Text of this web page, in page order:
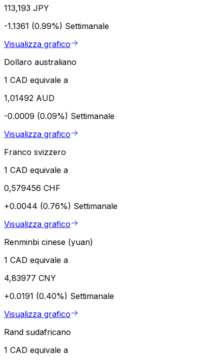
113,193 JPY
-1.1361 (0.99%) Settimanale
Visualizza grafico
Dollaro australiano
1 CAD equivale a
1,01492 AUD
-0.0009 (0.09%) Settimanale
Visualizza grafico
Franco svizzero
1 CAD equivale a
0,579456 CHF
+0.0044 (0.76%) Settimanale
Visualizza grafico
Renminbi cinese (yuan)
1 CAD equivale a
4,83977 CNY
+0.0191 (0.40%) Settimanale
Visualizza grafico
Rand sudafricano
1 CAD equivale a